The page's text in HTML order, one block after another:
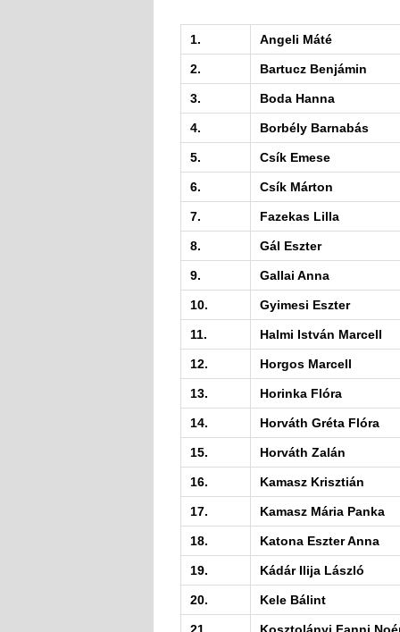
1. Angeli Máté
2. Bartucz Benjámin
3. Boda Hanna
4. Borbély Barnabás
5. Csík Emese
6. Csík Márton
7. Fazekas Lilla
8. Gál Eszter
9. Gallai Anna
10. Gyimesi Eszter
11. Halmi István Marcell
12. Horgos Marcell
13. Horinka Flóra
14. Horváth Gréta Flóra
15. Horváth Zalán
16. Kamasz Krisztián
17. Kamasz Mária Panka
18. Katona Eszter Anna
19. Kádár Ilija László
20. Kele Bálint